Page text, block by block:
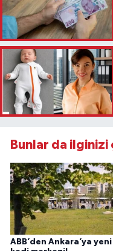
Bunlar da ilginizi
ABB’den Ankara’ya yeni